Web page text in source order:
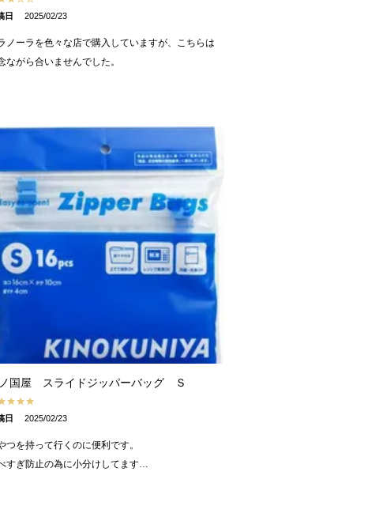
日 2025/02/23
ノーラを色々な店で購入していますが、こちらは
ながら合いませんでした。
国屋 スライドジッパーバッグ Ｓ
日 2025/02/23
つを持って行くのに便利です。
すぎ防止の為に小分けしてます…